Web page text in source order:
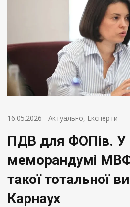
16.05.2026 - Актуально, Експерти
ПДВ для ФОПів. У
меморандумі
такої тотальної
Карнаух